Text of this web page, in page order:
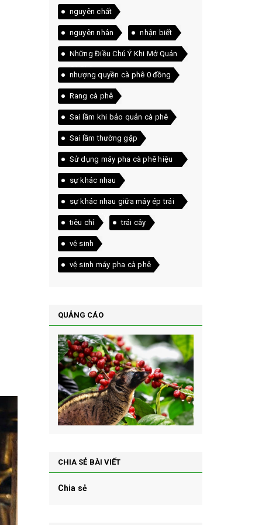
nguyên chất
nguyên nhân nhận biết
Những Điều Chú Ý Khi Mở Quán
Cà Phê
nhượng quyền cà phê 0 đồng
Rang cà phê
Sai lầm khi bảo quản cà phê
Sai lầm thường gặp
Sử dụng máy pha cà phê hiệu
quả
sự khác nhau
sự khác nhau giữa máy ép trái
cây và máy xay sinh tố
tiêu chí trái cây
vệ sinh
vệ sinh máy pha cà phê
QUẢNG CÁO
CHIA SẺ BÀI VIẾT
Chia sẻ